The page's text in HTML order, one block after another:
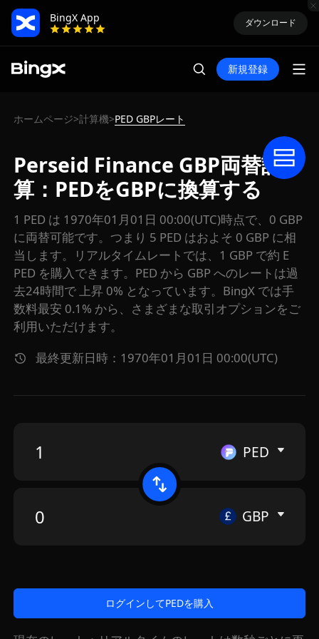
BingX App
ダウンロード
新規登録
ホームページ>計算機>PED GBPレート
Perseid Finance GBP両替計
算：PEDをGBPに換算する
1 PED は 1970年01月01日 00:00(UTC)時点で、0 GBP
に両替可能です。つまり 5 PED はおよそ 0 GBP に相
当します。リアルタイムレートでは、1 GBP で約 E
PED を購入できます。PED から GBP へのレートは過
去24時間で 上昇 0% となっています。BingX では手
数料最安 0.1% から、さまざまな取引オプションをご
利用いただけます。
最終更新日時：1970年01月01日 00:00(UTC)
PED
GBP
ログインしてPEDを購入